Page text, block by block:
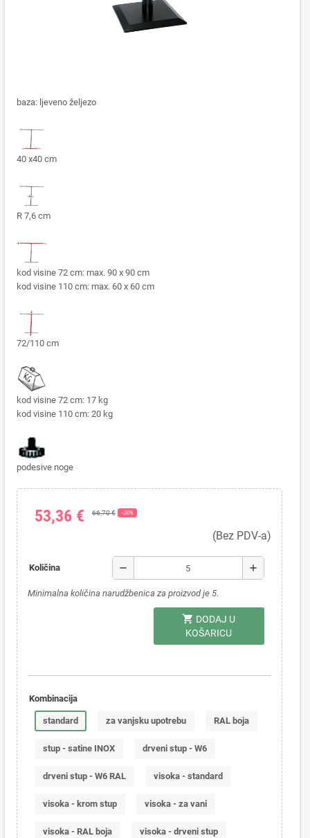
baza: ljeveno željezo
40 x40 cm
R 7,6 cm
kod visine 72 cm: max. 90 x 90 cm
kod visine 110 cm: max. 60 x 60 cm
72/110 cm
kod visine 72 cm: 17 kg
kod visine 110 cm: 20 kg
podesive noge
53,36 € 66,70 € −20%
(Bez PDV-a)
Količina remove add
Minimalna količina narudžbenica za proizvod je 5.
shopping_cart DODAJ U
KOŠARICU
Kombinacija
standard za vanjsku upotrebu RAL boja
stup - satine INOX drveni stup - W6
drveni stup - W6 RAL visoka - standard
visoka - krom stup visoka - za vani
visoka - RAL boja visoka - drveni stup